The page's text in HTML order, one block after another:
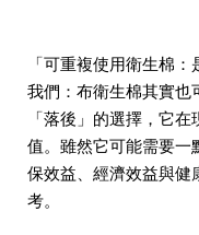
「可重複使用衛生棉
我們：布衛生棉其實也
「落後」的選擇，它
值。雖然它可能需要一
保效益、經濟效益與健
考。